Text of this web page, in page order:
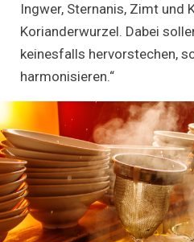
Ingwer, Sternanis, Zimt und
Korianderwurzel. Dabei
keinesfalls hervorstechen,
harmonisieren.“